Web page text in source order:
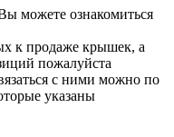
можете ознакомиться
к продаже крышек, а
пожалуйста
с ними можно по
указаны